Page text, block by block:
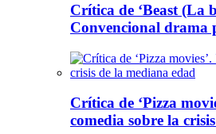
Crítica de ‘Beast (La
Convencional drama
Crítica de ‘Pizza
comedia sobre la